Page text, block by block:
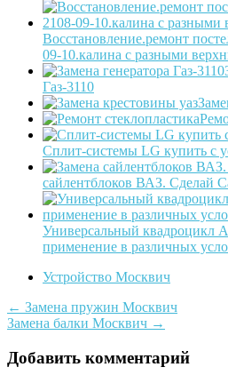
Восстановление.ремонт
09-10.калина с разными
Газ-3110
Сплит-системы LG купить с
сайлентблоков ВАЗ. Сделай
Универсальный квадроцикл
применение в различных
Устройство Москвич
Post
navigation
← Замена пружин Москвич
Замена балки Москвич →
Добавить комментарий